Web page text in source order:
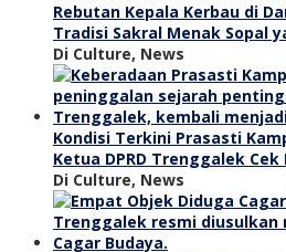
Rebutan Kepala Kerbau di
Tradisi Sakral Menak Sopal
Di Culture, News
Kondisi Terkini Prasasti
Ketua DPRD Trenggalek Cek
Di Culture, News